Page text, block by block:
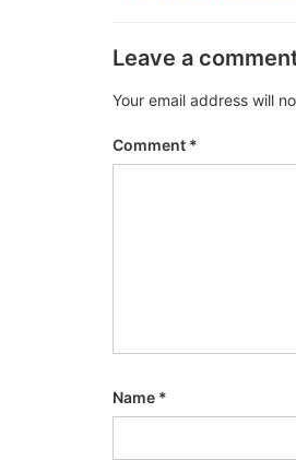
Leave a
Your email address will
Comment *
Name *